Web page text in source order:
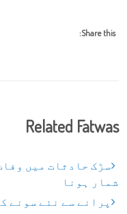
Share this:
Related Fatwas
سڑک حادثات میں
شمار ہونا
پرانے سے نئے سونے